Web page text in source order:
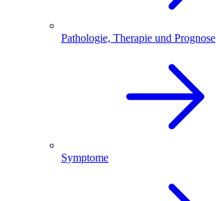
Pathologie, Therapie und Prognose
Symptome